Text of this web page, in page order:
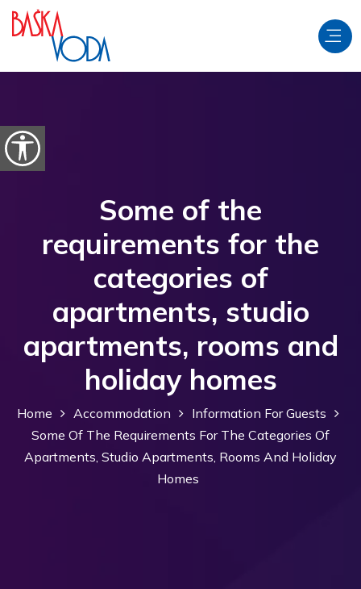
Skip to content
Open accessibility options
Some of the
requirements for the
categories of
apartments, studio
apartments, rooms and
holiday homes
Home Accommodation
Information For Guests
Some Of The Requirements For The Categories Of
Apartments, Studio Apartments, Rooms And Holiday
Homes